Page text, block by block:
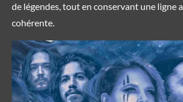
de légendes, tout en conservant une ligne
cohérente.